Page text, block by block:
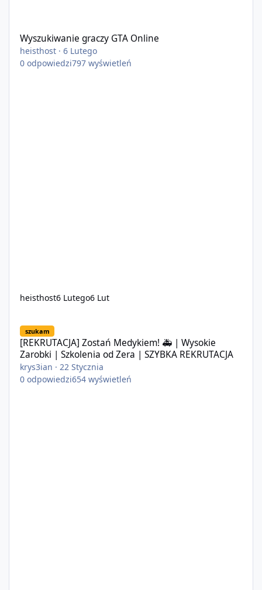
Wyszukiwanie graczy GTA Online
heisthost ·6 Lutego
0 odpowiedzi797 wyświetleń
heisthost6 Lutego6 Lut
szukam
[REKRUTACJA] Zostań Medykiem! 🚑 | Wysokie
Zarobki | Szkolenia od Zera | SZYBKA REKRUTACJA
krys3ian ·22 Stycznia
0 odpowiedzi654 wyświetleń